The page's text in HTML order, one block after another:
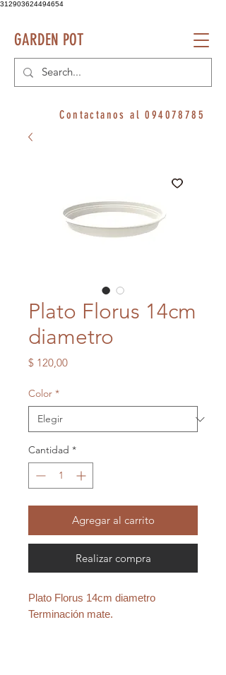
312903624494654
GARDEN POT
Contactanos al094078785
Plato Florus 14cm
diametro
$ 120,00Precio
Color *
Cantidad *
Agregar al carrito
Realizar compra
Plato Florus 14cm diametro
Terminación mate.